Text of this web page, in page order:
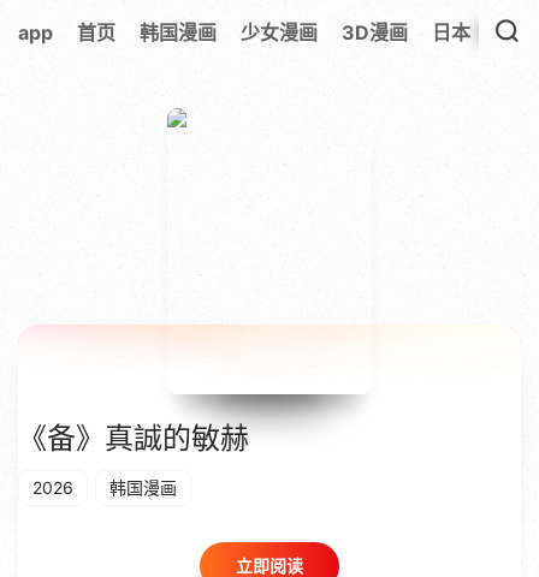
app 首页 韩国漫画 少女漫画 3D漫画 日本漫画
《备》真誠的敏赫
2026 韩国漫画
立即阅读